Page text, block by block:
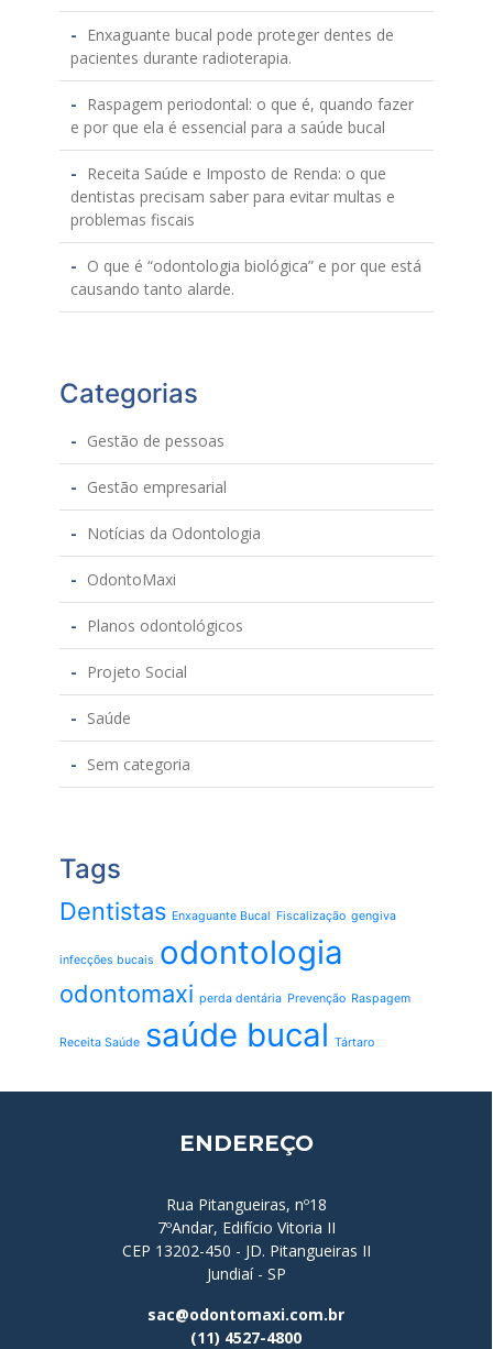
Enxaguante bucal pode proteger dentes de
pacientes durante radioterapia.
Raspagem periodontal: o que é, quando fazer
e por que ela é essencial para a saúde bucal
Receita Saúde e Imposto de Renda: o que
dentistas precisam saber para evitar multas e
problemas fiscais
O que é “odontologia biológica” e por que está
causando tanto alarde.
Categorias
Gestão de pessoas
Gestão empresarial
Notícias da Odontologia
OdontoMaxi
Planos odontológicos
Projeto Social
Saúde
Sem categoria
Tags
Dentistas Enxaguante Bucal Fiscalização gengiva
infecções bucais odontologia
odontomaxi perda dentária Prevenção Raspagem
Receita Saúde saúde bucal Tártaro
ENDEREÇO
Rua Pitangueiras, nº18
7ºAndar, Edifício Vitoria II
CEP 13202-450 - JD. Pitangueiras II
Jundiaí - SP
sac@odontomaxi.com.br
(11) 4527-4800